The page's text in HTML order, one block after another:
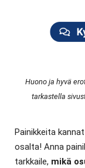
Huono ja hyvä
tarkastella
Painikkeita
osalta! Anna
tarkkaile, mikä